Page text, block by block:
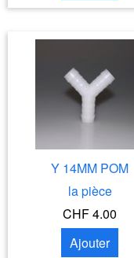
Y 14MM POM
la pièce
CHF 4.00
Ajouter